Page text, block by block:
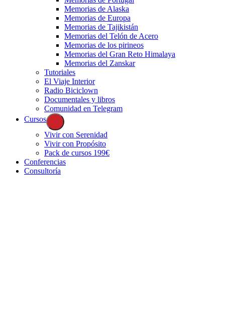
Memorias de Alaska
Memorias de Europa
Memorias de Tajikistán
Memorias del Telón de Acero
Memorias de los pirineos
Memorias del Gran Reto Himalaya
Memorias del Zanskar
Tutoriales
El Viaje Interior
Radio Biciclown
Documentales y libros
Comunidad en Telegram
Cursos
Vivir con Serenidad
Vivir con Propósito
Pack de cursos 199€
Conferencias
Consultoría